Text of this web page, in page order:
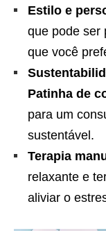
Estilo e
que pode ser
que você
Patinha de
para um
sustentável.
Terapia
relaxante e
aliviar o